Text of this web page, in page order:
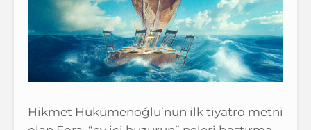
Hikmet Hükümenoğlu’nun ilk tiyatro metni